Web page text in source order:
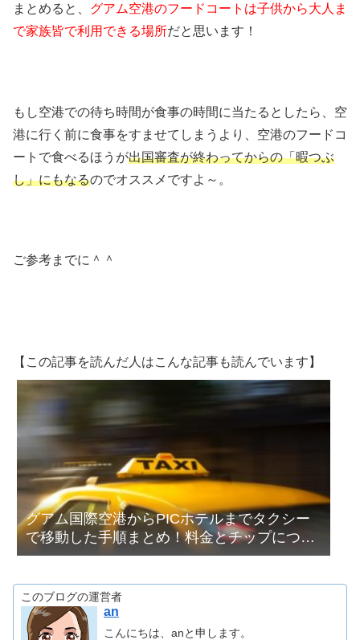
まとめると、 グアム空港のフードコートは子供から大人ま
で家族皆で利用できる場所だと思います！
もし空港での待ち時間が食事の時間に当たるとしたら、空
港に行く前に食事をすませてしまうより、空港のフードコ
ートで食べるほうが出国審査が終わってからの「暇つぶ
し」にもなるのでオススメですよ～。
ご参考までに＾＾
【この記事を読んだ人はこんな記事も読んでいます】
グアム国際空港からPICホテルまでタクシー
で移動した手順まとめ！料金とチップについ
ても解説
このブログの運営者
an
こんにちは、anと申します。